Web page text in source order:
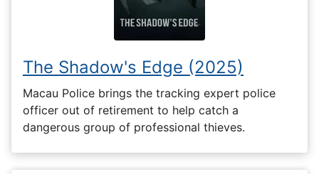
The Shadow's Edge (2025)
Macau Police brings the tracking expert police
officer out of retirement to help catch a
dangerous group of professional thieves.